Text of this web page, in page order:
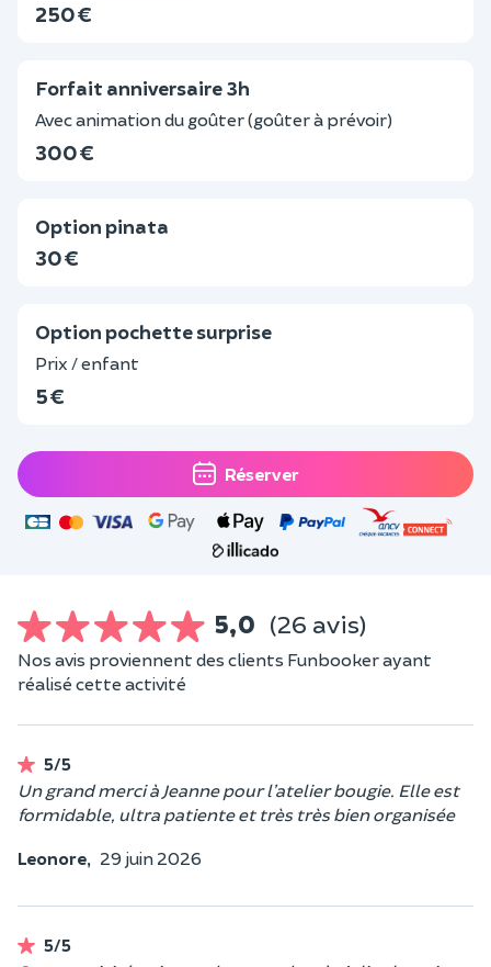
250 €
Forfait anniversaire 3h
Avec animation du goûter (goûter à prévoir)
300 €
Option pinata
30 €
Option pochette surprise
Prix / enfant
5 €
Réserver
5,0 (26 avis)
Nos avis proviennent des clients Funbooker ayant
réalisé cette activité
5/5
Un grand merci à Jeanne pour l’atelier bougie. Elle est
formidable, ultra patiente et très très bien organisée
Leonore, 29 juin 2026
5/5